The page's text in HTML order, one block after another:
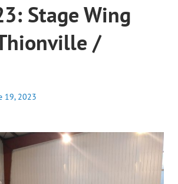
Stage Wing
/
19, 2023